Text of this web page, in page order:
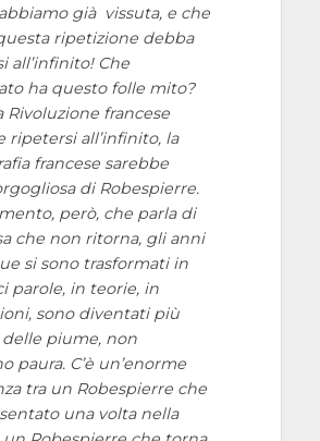
già vissuta, e che
ripetizione debba
all’infinito! Che
ha questo folle mito?
Rivoluzione francese
ripetersi all’infinito, la
francese sarebbe
di Robespierre.
però, che parla di
che non ritorna, gli anni
si sono trasformati in
parole, in teorie, in
sono diventati più
piume, non
paura. C’è un’enorme
tra un Robespierre che
una volta nella